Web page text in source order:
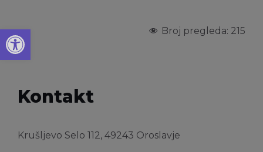
Open toolbar Broj pregleda: 215
Kontakt
Krušljevo Selo 112, 49243 Oroslavje